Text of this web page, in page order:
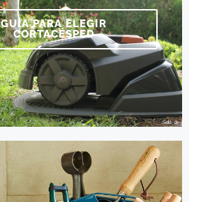
GUÍA PARA ELEGIR
CORTACÉSPED